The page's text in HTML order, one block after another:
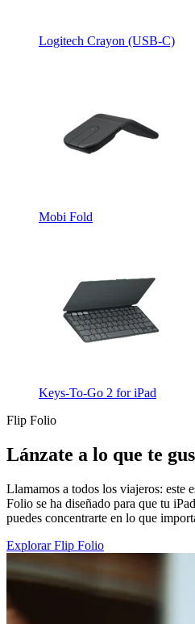
Logitech Crayon (USB-C)
Mobi Fold
Keys-To-Go 2 for iPad
Flip Folio
Lánzate a lo que te
Llamamos a todos los viajeros: este
Folio se ha diseñado para que tu
puedes concentrarte en lo que
Explorar Flip Folio